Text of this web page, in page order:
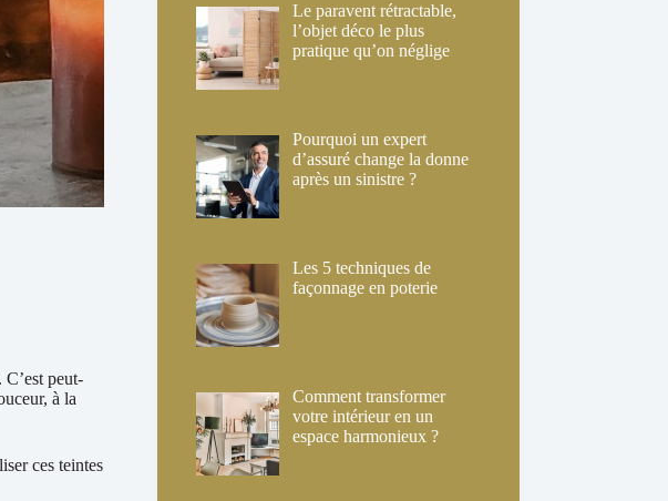
peut-
à la
ces teintes
Le paravent rétractable,
l’objet déco le plus
pratique qu’on néglige
Pourquoi un expert
d’assuré change la donne
après un sinistre ?
Les 5 techniques de
façonnage en poterie
Comment transformer
votre intérieur en un
espace harmonieux ?